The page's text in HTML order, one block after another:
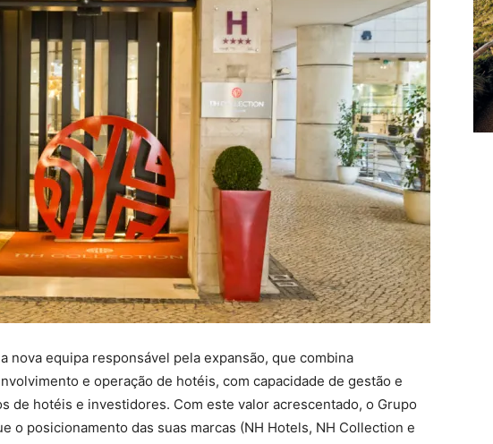
nova equipa responsável pela expansão, que combina
e operação de hotéis, com capacidade de gestão e
de hotéis e investidores. Com este valor acrescentado, o Grupo
o posicionamento das suas marcas (NH Hotels, NH Collection e